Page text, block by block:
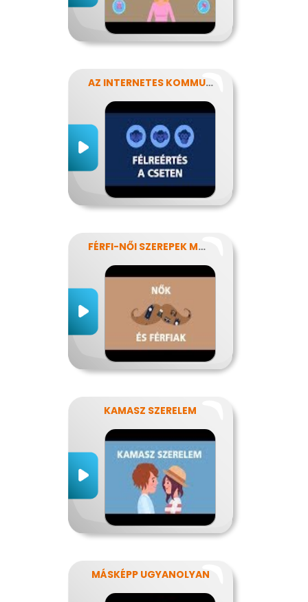
AZ INTERNETES KOMMUNIKÁCIÓ NÉHÁNY SAJÁTOSSÁGA
FÉRFI-NŐI SZEREPEK MODERN SZEMMEL
KAMASZ SZERELEM
MÁSKÉPP UGYANOLYAN